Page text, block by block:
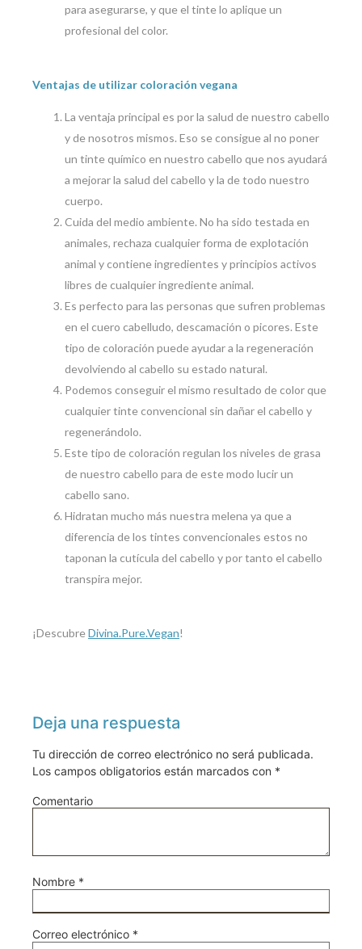
para asegurarse, y que el tinte lo aplique un
profesional del color.
Ventajas de utilizar coloración vegana
La ventaja principal es por la salud de nuestro cabello
y de nosotros mismos. Eso se consigue al no poner
un tinte químico en nuestro cabello que nos ayudará
a mejorar la salud del cabello y la de todo nuestro
cuerpo.
Cuida del medio ambiente. No ha sido testada en
animales, rechaza cualquier forma de explotación
animal y contiene ingredientes y principios activos
libres de cualquier ingrediente animal.
Es perfecto para las personas que sufren problemas
en el cuero cabelludo, descamación o picores. Este
tipo de coloración puede ayudar a la regeneración
devolviendo al cabello su estado natural.
Podemos conseguir el mismo resultado de color que
cualquier tinte convencional sin dañar el cabello y
regenerándolo.
Este tipo de coloración regulan los niveles de grasa
de nuestro cabello para de este modo lucir un
cabello sano.
Hidratan mucho más nuestra melena ya que a
diferencia de los tintes convencionales estos no
taponan la cutícula del cabello y por tanto el cabello
transpira mejor.
¡DescubreDivina.Pure.Vegan!
Deja una respuesta
Tu dirección de correo electrónico no será publicada.
Los campos obligatorios están marcados con *
Comentario
Nombre *
Correo electrónico *